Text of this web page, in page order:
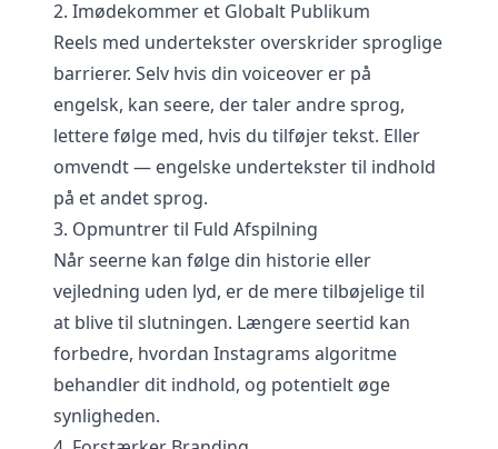
2. Imødekommer et Globalt Publikum
Reels med undertekster overskrider sproglige
barrierer. Selv hvis din voiceover er på
engelsk, kan seere, der taler andre sprog,
lettere følge med, hvis du tilføjer tekst. Eller
omvendt — engelske undertekster til indhold
på et andet sprog.
3. Opmuntrer til Fuld Afspilning
Når seerne kan følge din historie eller
vejledning uden lyd, er de mere tilbøjelige til
at blive til slutningen. Længere seertid kan
forbedre, hvordan Instagrams algoritme
behandler dit indhold, og potentielt øge
synligheden.